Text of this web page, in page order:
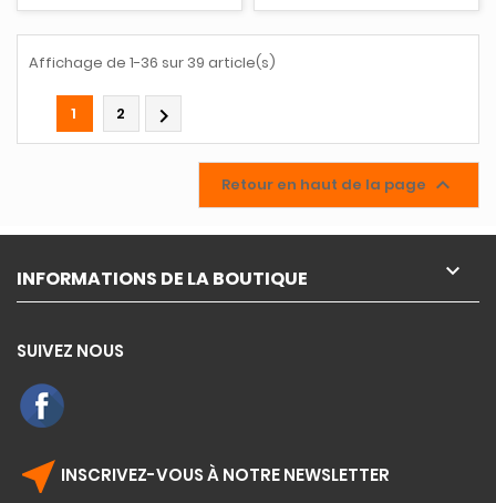
Affichage de 1-36 sur 39 article(s)
1 2 
Retour en haut de la page 
INFORMATIONS DE LA BOUTIQUE 
SUIVEZ NOUS
near_me INSCRIVEZ-VOUS À NOTRE NEWSLETTER